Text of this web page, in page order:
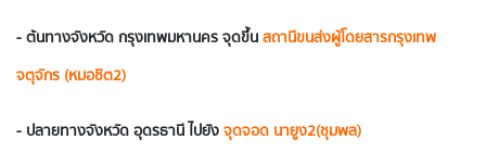
- ต้นทางจังหวัดกรุงเทพมหานครจุดขึ้นสถานีขนส่งผู้โดยสารกรุงเทพ
จตุจักร (หมอชิต2)
- ปลายทางจังหวัด อุดรธานี ไปยังจุดจอด นายูง2(ชุมพล)